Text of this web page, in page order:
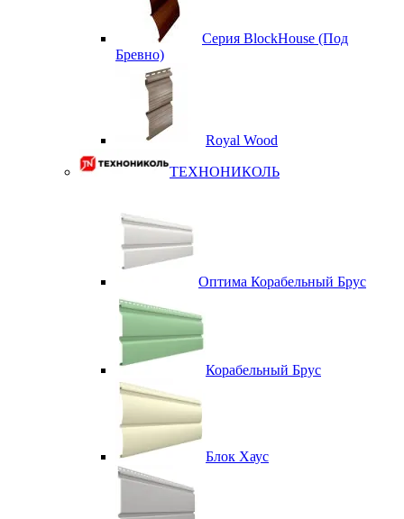
Серия BlockHouse (Под
Бревно)
Royal Wood
ТЕХНОНИКОЛЬ
Оптима Корабельный Брус
Корабельный Брус
Блок Хаус